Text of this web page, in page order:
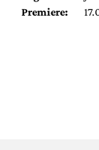
Premiere: